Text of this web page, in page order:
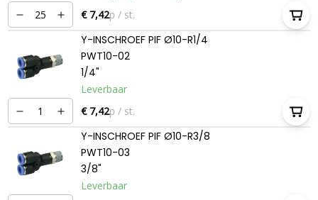
€ 7,42p / st.
Y-INSCHROEF PIF Ø10-R1/4
PWT10-02
1/4"
Leverbaar
€ 7,42p / st.
Y-INSCHROEF PIF Ø10-R3/8
PWT10-03
3/8"
Leverbaar